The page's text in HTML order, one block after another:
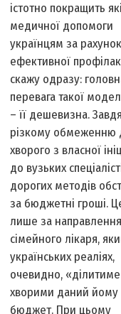
істотно покращить
медичної допомоги
українцям за рахунок
ефективної
скажу одразу:
перевага такої
– її дешевизна.
різкому обмеженню
хворого з власної
до вузьких
дорогих методів
за бюджетні гроші.
лише за
сімейного лікаря,
українських реаліях,
очевидно,
хворими даний йому
бюджет. При цьому